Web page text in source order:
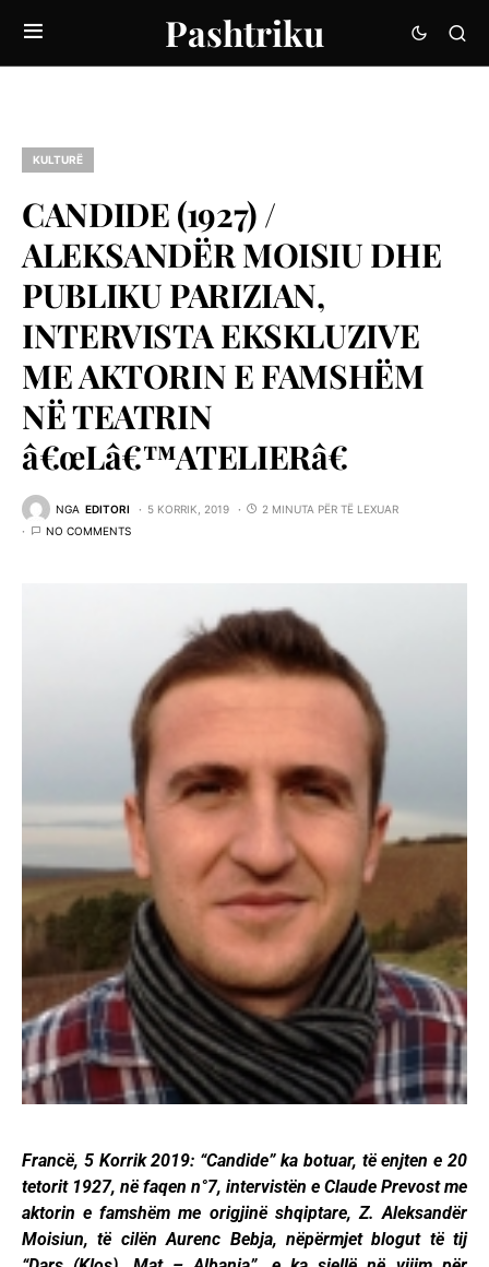
Pashtriku
KULTURË
CANDIDE (1927) /
ALEKSANDËR MOISIU DHE
PUBLIKU PARIZIAN,
INTERVISTA EKSKLUZIVE
ME AKTORIN E FAMSHËM
NË TEATRIN
â€œLâ€™ATELIERâ€
NGA EDITORI 5 KORRIK, 2019
2 MINUTA PËR TË LEXUAR
NO COMMENTS
Francë, 5 Korrik 2019: “Candide” ka botuar, të enjten e 20
tetorit 1927, në faqen n°7, intervistën e Claude Prevost me
aktorin e famshëm me origjinë shqiptare, Z. Aleksandër
Moisiun, të cilën Aurenc Bebja, nëpërmjet blogut të tij